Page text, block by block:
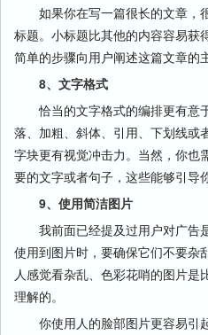
如果你在写一篇很长的文章，
标题。小标题比其他的内容容易获
简单的步骤向用户阐述这篇文章的
8、文字格式
恰当的文字格式的编排更有意
落、加粗、斜体、引用、下划线
字块更有视觉冲击力。当然，你也
要的文字或者句子，这些能够引导
9、使用简洁图片
我前面已经提及过用户对广告
使用到图片时，要确保它们不要杂
人感觉看杂乱、色彩花哨的图片是
理解的。
你使用人的脸部图片更容易引